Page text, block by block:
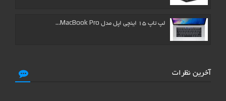
لپ تاپ ۱۵ اینچی اپل مدل MacBook Pro…
آخرین نظرات